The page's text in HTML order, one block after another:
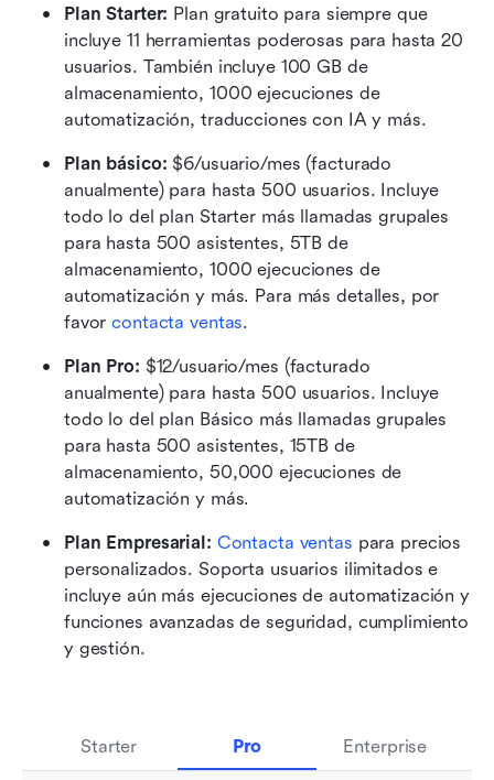
Plan Starter: Plan gratuito para siempre que
incluye 11 herramientas poderosas para hasta 20
usuarios. También incluye 100 GB de
almacenamiento, 1000 ejecuciones de
automatización, traducciones con IA y más.
Plan básico: $6/usuario/mes (facturado
anualmente) para hasta 500 usuarios. Incluye
todo lo del plan Starter más llamadas grupales
para hasta 500 asistentes, 5TB de
almacenamiento, 1000 ejecuciones de
automatización y más. Para más detalles, por
favor contacta ventas.
Plan Pro: $12/usuario/mes (facturado
anualmente) para hasta 500 usuarios. Incluye
todo lo del plan Básico más llamadas grupales
para hasta 500 asistentes, 15TB de
almacenamiento, 50,000 ejecuciones de
automatización y más.
Plan Empresarial: Contacta ventas para precios
personalizados. Soporta usuarios ilimitados e
incluye aún más ejecuciones de automatización y
funciones avanzadas de seguridad, cumplimiento
y gestión.
Starter Pro Enterprise